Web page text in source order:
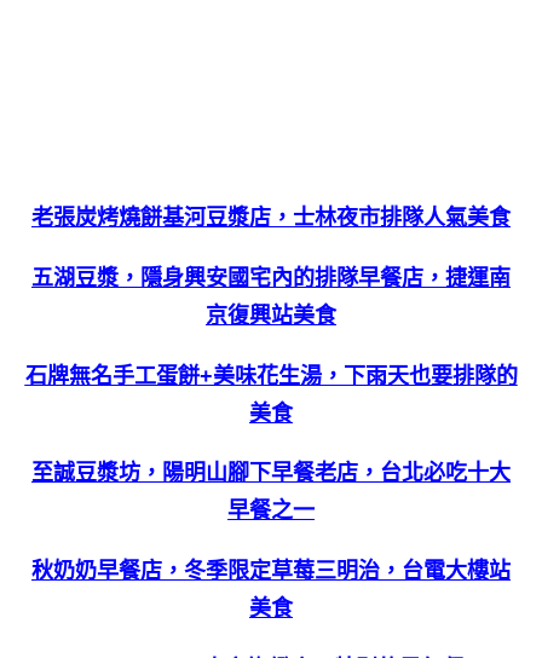
老張炭烤燒餅基河豆漿店，士林夜市排隊人氣美食
五湖豆漿，隱身興安國宅內的排隊早餐店，捷運南
京復興站美食
石牌無名手工蛋餅+美味花生湯，下雨天也要排隊的
美食
至誠豆漿坊，陽明山腳下早餐老店，台北必吃十大
早餐之一
秋奶奶早餐店，冬季限定草莓三明治，台電大樓站
美食